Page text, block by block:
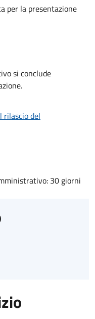
per la presentazione
si conclude
rilascio del
30 giorni